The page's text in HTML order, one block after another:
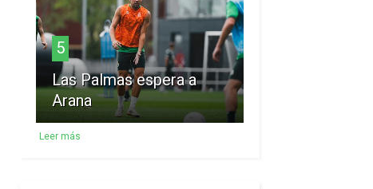
5
Las Palmas espera a
Arana
Leer más